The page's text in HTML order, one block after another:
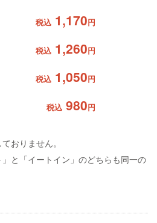
税込 1,170円
税込 1,260円
税込 1,050円
税込 980円
おりません。
と「イートイン」のどちらも同一の